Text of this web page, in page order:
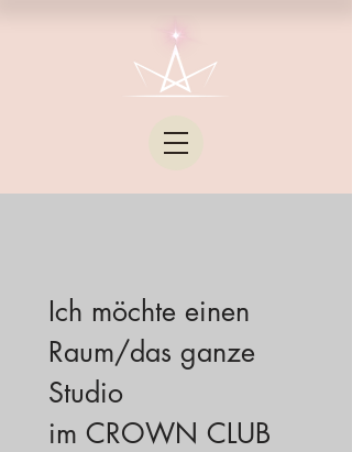
Ich möchte einen
Raum/das ganze
Studio
im CROWN CLUB